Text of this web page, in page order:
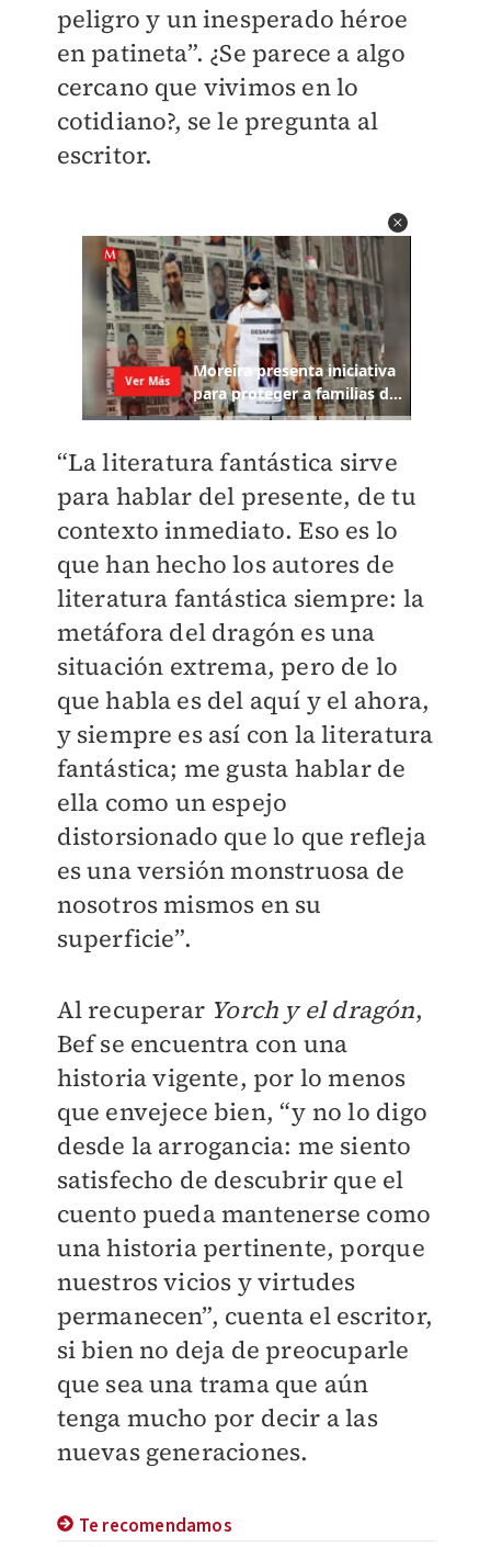
peligro y un inesperado héroe
en patineta”. ¿Se parece a algo
cercano que vivimos en lo
cotidiano?, se le pregunta al
escritor.
“La literatura fantástica sirve
para hablar del presente, de tu
contexto inmediato. Eso es lo
que han hecho los autores de
literatura fantástica siempre: la
metáfora del dragón es una
situación extrema, pero de lo
que habla es del aquí y el ahora,
y siempre es así con la literatura
fantástica; me gusta hablar de
ella como un espejo
distorsionado que lo que refleja
es una versión monstruosa de
nosotros mismos en su
superficie”.
Al recuperar Yorch y el dragón,
Bef se encuentra con una
historia vigente, por lo menos
que envejece bien, “y no lo digo
desde la arrogancia: me siento
satisfecho de descubrir que el
cuento pueda mantenerse como
una historia pertinente, porque
nuestros vicios y virtudes
permanecen”, cuenta el escritor,
si bien no deja de preocuparle
que sea una trama que aún
tenga mucho por decir a las
nuevas generaciones.
Te recomendamos